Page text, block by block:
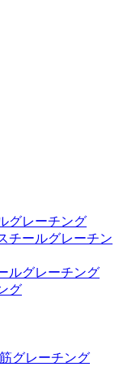
グレーチング
チールグレーチン
ルグレーチング
グ
グレーチング